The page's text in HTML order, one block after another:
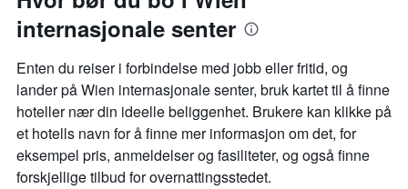
internasjonale senter
Enten du reiser i forbindelse med jobb eller fritid, og
lander på Wien internasjonale senter, bruk kartet til å finne
hoteller nær din ideelle beliggenhet. Brukere kan klikke på
et hotells navn for å finne mer informasjon om det, for
eksempel pris, anmeldelser og fasiliteter, og også finne
forskjellige tilbud for overnattingsstedet.